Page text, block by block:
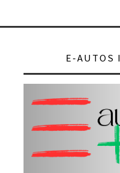
E-AUTOS